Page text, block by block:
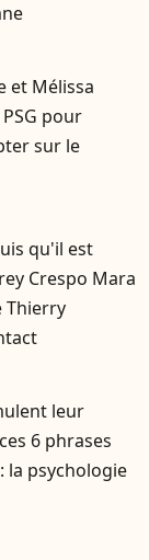
et Mélissa
pour
sur le
qu'il est
Crespo Mara
Thierry
leur
6 phrases
la psychologie